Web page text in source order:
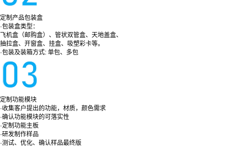
定制产品包装盒
·包装盒类型：
飞机盒（邮购盒）、管状双管盒、天地盖盒、
抽拉盒、开窗盒、挂盒、吸塑彩卡等。
·包装及装箱方式: 单包、多包
定制功能模块
·收集客户提出的功能，材质，颜色需求
·确认功能模块的可落实性
·定制功能主板
·研发制作样品
·测试、优化、确认样品最终版